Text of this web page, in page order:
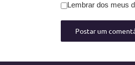
Lembrar dos meus